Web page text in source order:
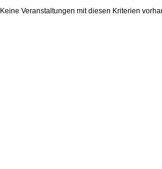
Keine Veranstaltungen mit diesen Kriterien